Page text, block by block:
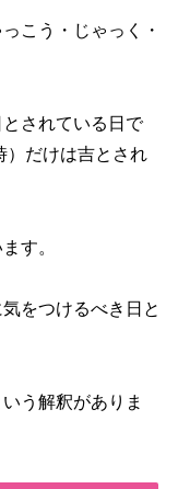
こう・じゃっく・
されている日で
）だけは吉とされ
す。
をつけるべき日と
う解釈がありま